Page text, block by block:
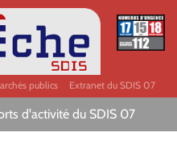
publics Extranet du SDIS 07
d'activité du SDIS 07